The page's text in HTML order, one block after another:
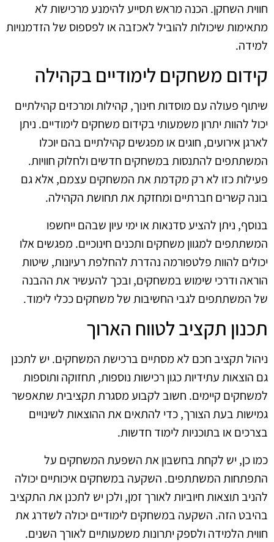
חווית השחקן. הכנה מראש תסייע להימנע מרכישות לא
מתאימות שיכולות להוביל לאכזבה או לפספוס של הזדמנויות
למידה.
קידום משחקים לימודיים בקהילה
שיתוף פעולה עם מוסדות חינוך, קהילות ומרכזים קהילתיים
יכול להוות יתרון משמעותי בקידום משחקים לימודיים. ניתן
לארגן אירועים, חוגים או מפגשים קהילתיים בהם יוכלו
המשתתפים להתנסות במשחקים חדשים ולחלוק חוויות.
פעילות כזו לא רק מקדמת את המשחקים עצמם, אלא גם
בונה קשרים חברתיים ומחזקת את תחושת הקהילה.
בנוסף, ניתן להציע סדנאות או ימי עיון שבהם ייחשפו
המשתתפים למגוון משחקים ותכנים חינוכיים. מפגשים אלו
יכולים להוות פלטפורמה נהדרת להחלפת רעיונות, שיטות
הוראה ודרכי שימוש במשחקים, ובכך להעשיר את ההבנה
של המשתתפים לגבי החשיבות של משחקים ככלי לימוד.
תכנון תקציב לטווח הארוך
ניהול תקציב חכם לא מסתיים ברכישת המשחקים. יש לתכנן
גם הוצאות עתידיות כגון רכישות נוספות, תחזוקה ותוספות
למשחקים קיימים. חשוב לקבוע מסגרת תקציבית שתאפשר
גמישות בעת הצורך, כדי להתאים את ההוצאות לשינויים
בצרכים או בתוכניות לימוד חדשות.
כמו כן, יש לקחת בחשבון את השפעת המשחקים על
התפתחות המשתתפים. השקעה במשחקים איכותיים יכולה
להניב תוצאות חיוביות לאורך זמן, ולכן יש לתכנן את התקציב
בהיבט הזה. השקעה במשחקים לימודיים יכולה לשדרג את
חווית הלמידה ולספק יתרונות משמעותיים לאורך השנים.